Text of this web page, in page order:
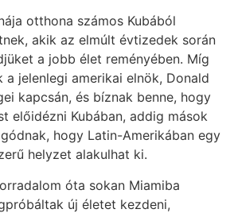
otthona számos Kubából
akik az elmúlt évtizedek során
a jobb élet reményében. Míg
jelenlegi amerikai elnök, Donald
kapcsán, és bíznak benne, hogy
előidézni Kubában, addig mások
hogy Latin-Amerikában egy
helyzet alakulhat ki.
óta sokan Miamiba
új életet kezdeni,